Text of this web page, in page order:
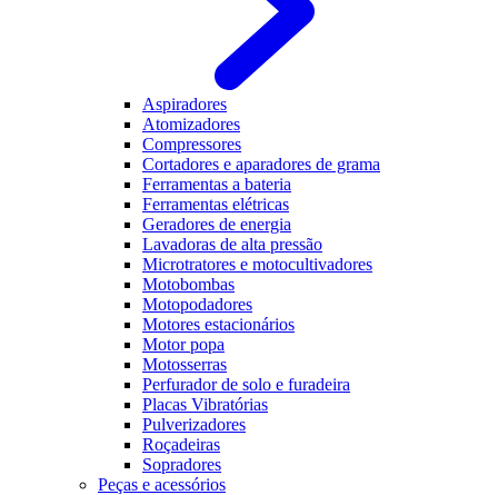
Aspiradores
Atomizadores
Compressores
Cortadores e aparadores de grama
Ferramentas a bateria
Ferramentas elétricas
Geradores de energia
Lavadoras de alta pressão
Microtratores e motocultivadores
Motobombas
Motopodadores
Motores estacionários
Motor popa
Motosserras
Perfurador de solo e furadeira
Placas Vibratórias
Pulverizadores
Roçadeiras
Sopradores
Peças e acessórios